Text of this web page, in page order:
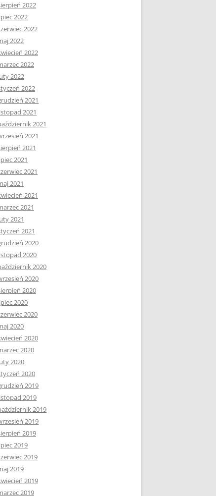
2022
2022
2022
2022
2022
2022
2022
2022
2021
2021
2021
2021
2021
2021
2021
2021
2021
2021
2021
2021
2020
2020
2020
2020
2020
2020
2020
2020
2020
2020
2020
2020
2019
2019
2019
2019
2019
2019
2019
2019
2019
2019